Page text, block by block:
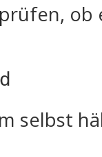
selbst